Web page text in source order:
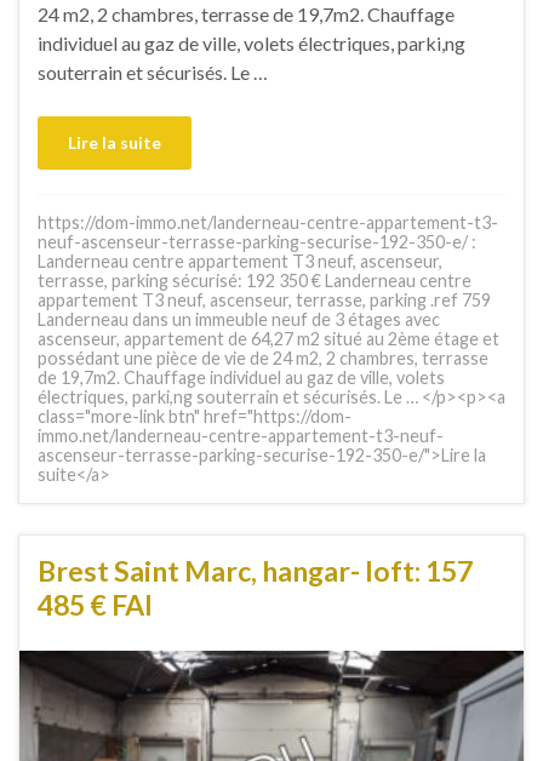
24 m2, 2 chambres, terrasse de 19,7m2. Chauffage
individuel au gaz de ville, volets électriques, parki,ng
souterrain et sécurisés. Le …
Lire la suite
https://dom-immo.net/landerneau-centre-appartement-t3-
neuf-ascenseur-terrasse-parking-securise-192-350-e/ :
Landerneau centre appartement T3 neuf, ascenseur,
terrasse, parking sécurisé: 192 350 € Landerneau centre
appartement T3 neuf, ascenseur, terrasse, parking .ref 759
Landerneau dans un immeuble neuf de 3 étages avec
ascenseur, appartement de 64,27 m2 situé au 2ème étage et
possédant une pièce de vie de 24 m2, 2 chambres, terrasse
de 19,7m2. Chauffage individuel au gaz de ville, volets
électriques, parki,ng souterrain et sécurisés. Le … </p><p><a
class="more-link btn" href="https://dom-
immo.net/landerneau-centre-appartement-t3-neuf-
ascenseur-terrasse-parking-securise-192-350-e/">Lire la
suite</a>
Brest Saint Marc, hangar- loft: 157
485 € FAI